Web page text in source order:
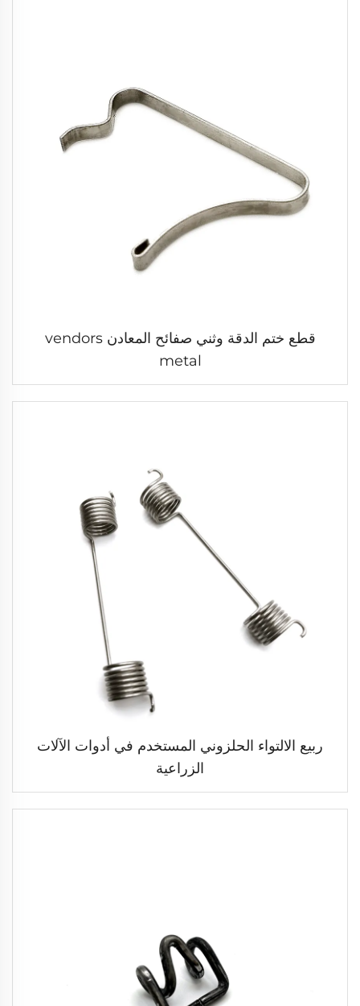
قطع ختم الدقة وثني صفائح المعادن vendors
metal
ربيع الالتواء الحلزوني المستخدم في أدوات الآلات
الزراعية